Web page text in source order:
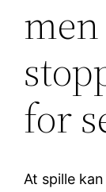
for
At spille